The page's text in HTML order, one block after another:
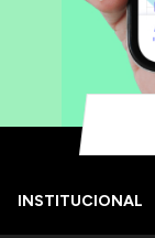
INSTITUCIONAL